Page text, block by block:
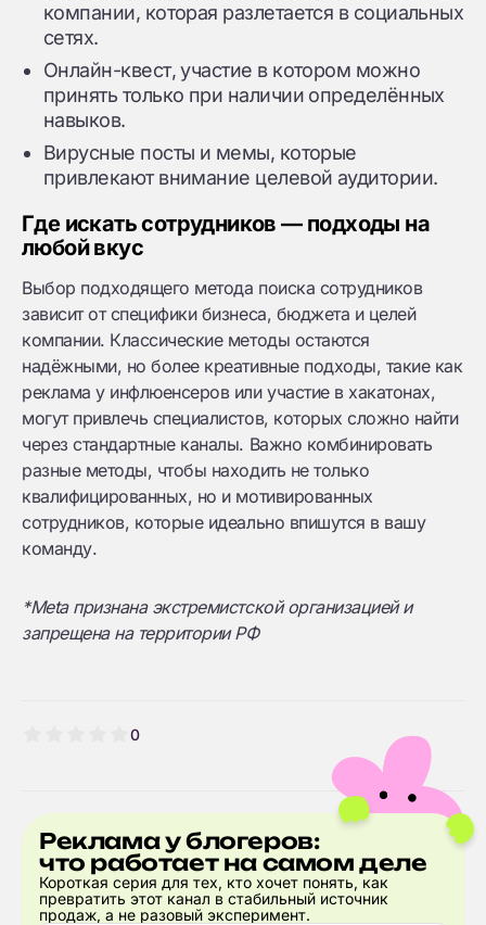
компании, которая разлетается в социальных
сетях.
Онлайн-квест, участие в котором можно
принять только при наличии определённых
навыков.
Вирусные посты и мемы, которые
привлекают внимание целевой аудитории.
Где искать сотрудников — подходы на
любой вкус
Выбор подходящего метода поиска сотрудников
зависит от специфики бизнеса, бюджета и целей
компании. Классические методы остаются
надёжными, но более креативные подходы, такие как
реклама у инфлюенсеров или участие в хакатонах,
могут привлечь специалистов, которых сложно найти
через стандартные каналы. Важно комбинировать
разные методы, чтобы находить не только
квалифицированных, но и мотивированных
сотрудников, которые идеально впишутся в вашу
команду.
*Meta признана экстремистской организацией и
запрещена на территории РФ
0
Реклама у блогеров:
что работает на самом деле
Короткая серия для тех, кто хочет понять, как
превратить этот канал в стабильный источник
продаж, а не разовый эксперимент.